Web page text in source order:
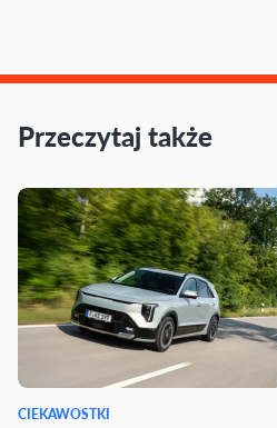
Przeczytaj także
CIEKAWOSTKI